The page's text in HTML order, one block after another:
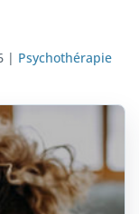
| Psychothérapie